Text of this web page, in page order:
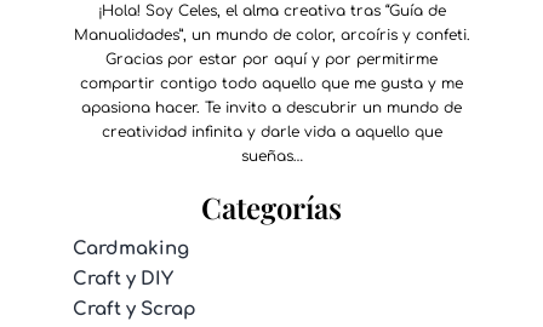
¡Hola! Soy Celes, el alma creativa tras “Guía de
Manualidades”, un mundo de color, arcoíris y confeti.
Gracias por estar por aquí y por permitirme
compartir contigo todo aquello que me gusta y me
apasiona hacer. Te invito a descubrir un mundo de
creatividad infinita y darle vida a aquello que
sueñas…
Categorías
Cardmaking
Craft y DIY
Craft y Scrap